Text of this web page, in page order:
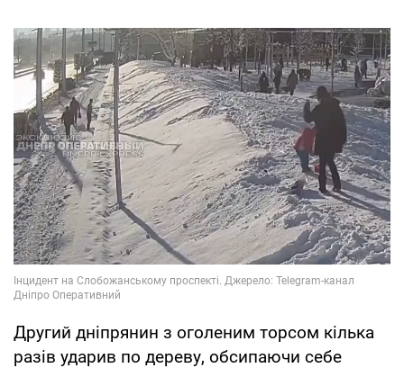
Другий дніпрянин з оголеним торсом кілька
разів ударив по дереву, обсипаючи себе